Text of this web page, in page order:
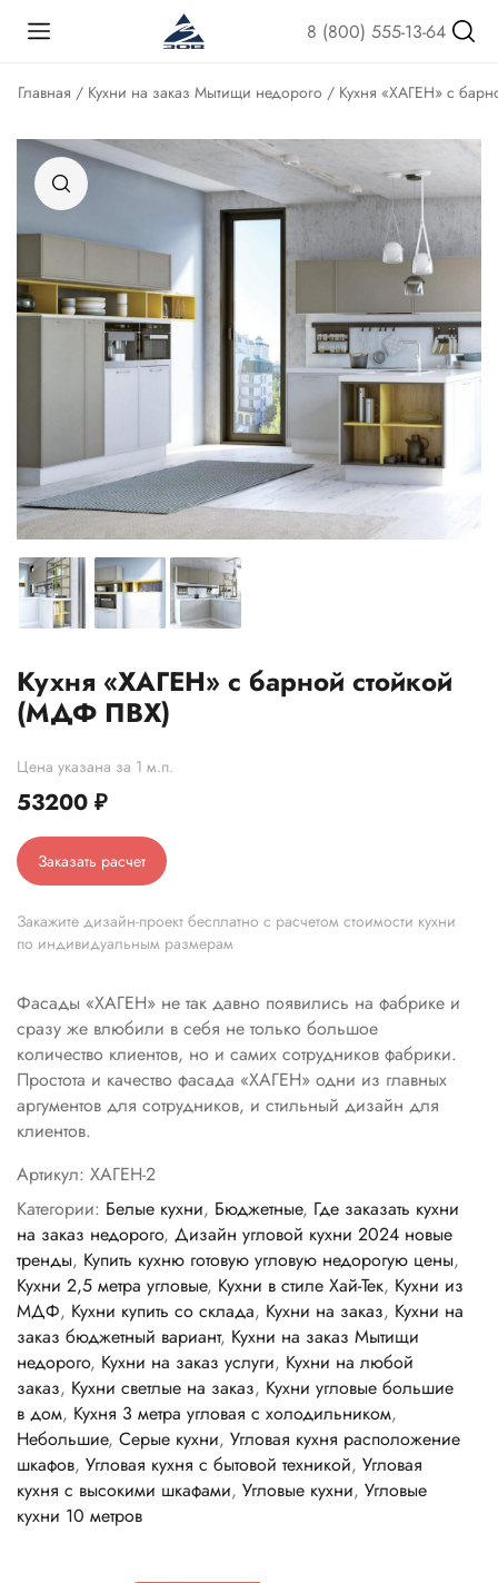
8 (800) 555-13-64
Главная / Кухни на заказ Мытищи недорого / Кухня «ХАГЕН» с
Кухня «ХАГЕН» с барной стойкой
(МДФ ПВХ)
Цена указана за 1 м.п.
53200 ₽
Заказать расчет
Закажите дизайн-проект бесплатно с расчетом стоимости кухни
по индивидуальным размерам
Фасады «ХАГЕН» не так давно появились на фабрике и
сразу же влюбили в себя не только большое
количество клиентов, но и самих сотрудников фабрики.
Простота и качество фасада «ХАГЕН» одни из главных
аргументов для сотрудников, и стильный дизайн для
клиентов.
Артикул: ХАГЕН-2
Категории: Белые кухни, Бюджетные, Где заказать кухни
на заказ недорого, Дизайн угловой кухни 2024 новые
тренды, Купить кухню готовую угловую недорогую цены,
Кухни 2,5 метра угловые, Кухни в стиле Хай-Тек, Кухни из
МДФ, Кухни купить со склада, Кухни на заказ, Кухни на
заказ бюджетный вариант, Кухни на заказ Мытищи
недорого, Кухни на заказ услуги, Кухни на любой
заказ, Кухни светлые на заказ, Кухни угловые большие
в дом, Кухня 3 метра угловая с холодильником,
Небольшие, Серые кухни, Угловая кухня расположение
шкафов, Угловая кухня с бытовой техникой, Угловая
кухня с высокими шкафами, Угловые кухни, Угловые
кухни 10 метров